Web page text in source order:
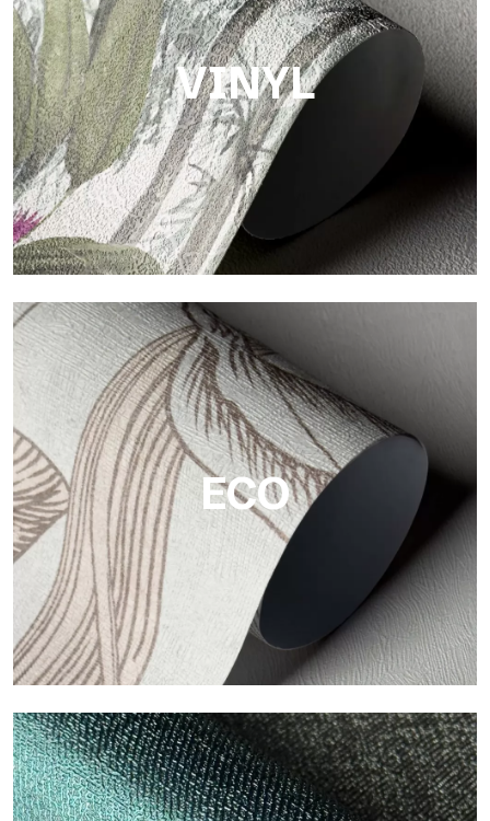
einer weichen Textur, die Wärme und Authentizität vermittelt.
VINYL
Vinyl
Die Vinyloberflächen der Tapeten von Tecnografica bieten
widerstandsfähige, strukturierte und optisch anspruchsvolle
Flächen.
ECO
ECO
Eco von Tecnografica ist die ökologische Tapete aus
Zellulosefaser: nachhaltige Unterstützung, ohne PVC, mit